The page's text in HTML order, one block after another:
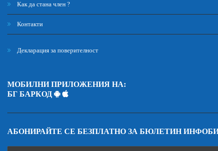
Как да стана член ?
Контакти
Декларация за поверителност
МОБИЛНИ ПРИЛОЖЕНИЯ НА:
БГ БАРКОД
АБОНИРАЙТЕ СЕ БЕЗПЛАТНО ЗА БЮЛЕТИН